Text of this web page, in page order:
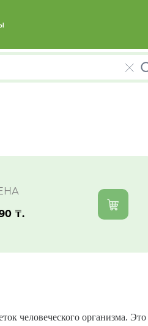
₸.
человеческого организма. Это